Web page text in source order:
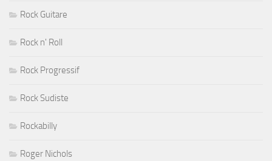
Rock Guitare
Rock n' Roll
Rock Progressif
Rock Sudiste
Rockabilly
Roger Nichols